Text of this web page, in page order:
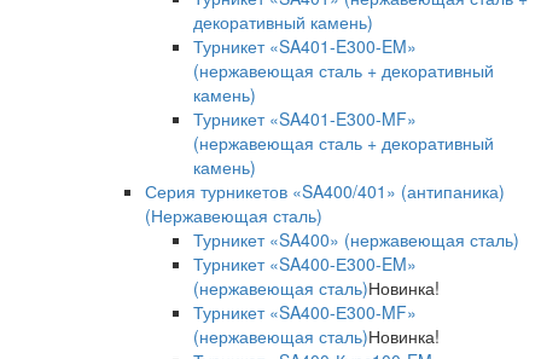
декоративный камень)
Турникет «SA401-E300-EM»
(нержавеющая сталь + декоративный
камень)
Турникет «SA401-E300-MF»
(нержавеющая сталь + декоративный
камень)
Серия турникетов «SA400/401» (антипаника)
(Нержавеющая сталь)
Турникет «SA400» (нержавеющая сталь)
Турникет «SA400-Е300-EM»
(нержавеющая сталь)Новинка!
Турникет «SA400-Е300-MF»
(нержавеющая сталь)Новинка!